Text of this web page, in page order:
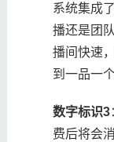
系统集成
播还是团
播间快速
到一品一
数字标识3
费后将会